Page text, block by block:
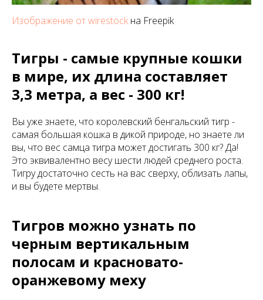
Изображение от wirestockна Freepik
Тигры - самые крупные кошки
в мире, их длина составляет
3,3 метра, а вес - 300 кг!
Вы уже знаете, что королевский бенгальский тигр -
самая большая кошка в дикой природе, но знаете ли
вы, что вес самца тигра может достигать 300 кг? Да!
Это эквивалентно весу шести людей среднего роста.
Тигру достаточно сесть на вас сверху, облизать лапы,
и вы будете мертвы.
Тигров можно узнать по
черным вертикальным
полосам и красновато-
оранжевому меху